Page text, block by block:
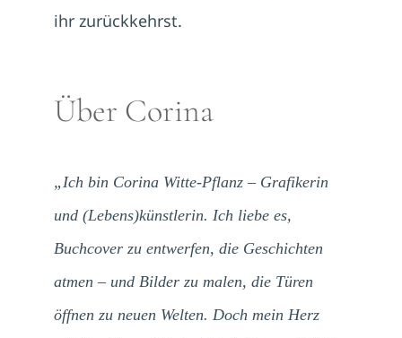
ihr zurückkehrst.
Über Corina
„Ich bin Corina Witte-Pflanz – Grafikerin
und (Lebens)künstlerin. Ich liebe es,
Buchcover zu entwerfen, die Geschichten
atmen – und Bilder zu malen, die Türen
öffnen zu neuen Welten. Doch mein Herz